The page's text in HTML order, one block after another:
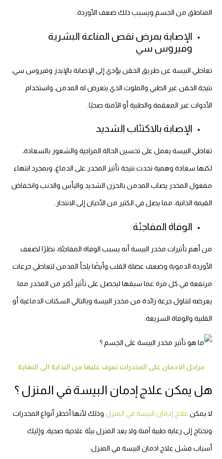
المناطق من الجسم ويسبب ذلك ضعف الأوردة.
الإصابة بمرض نقص المناعة البشرية
وفيروس سي
تعاطي البيسة عن طريق الحقن يؤدي إلى الإصابة بالإيدز وفيروس سي،
نتيجة الحقن غير الطبي والملوث الذي يتعرض له المدمن، واستخدام
الأدوات غير المعقمة والطبية أو الآمنة صحيًا.
الإصابة بالاكتئاب الشديد
تعاطي البيسة يعمل على تحسين الحالة المزاجية والشعور بالسعادة،
لكنها سعادة وهمية تحدث نتيجة تأثير المخدر على الدماغ، وبمجرد انتهاء
مفعول المخدر يصاب المدمن بالحزن الشديد واليأس والذنب وانخفاض
القيمة الذاتية، مما يصل في الكثير من الأحيان إلى الانتحار.
الوفاة المفاجئة
من أهم تأثيرات مخدر البيسة أنه يسبب الوفاة المفاجئة، نظرًا لضعف
الأوردة الدموية وضعف عضلة القلب وأيضًا يلجأ المدمن لتعاطي جرعات
مرتفعة في كل مرة عما سبقها ليحصل على تأثير أكبر من المخدر مما
يعرضه لتناول جرعة زائدة من مخدر البيسة وبالتالي السكتات الدماغية أو
القلبية والوفاة السريعة.
مراحل الادمان على المخدرات تعرف عليها من البداية الى النهاية
هل يمكن علاج إدمان البيسة في المنزل ؟
لا يمكن علاج إدمان البيسة في المنزل وذلك لأنها أخطر أنواع المخدرات
وتحتاج إلى رعاية طبية آمنة ولا يعد المنزل بيئة علاجية صحية، وإليك
أسباب فشل علاج ادمان البيسة في المنزل: